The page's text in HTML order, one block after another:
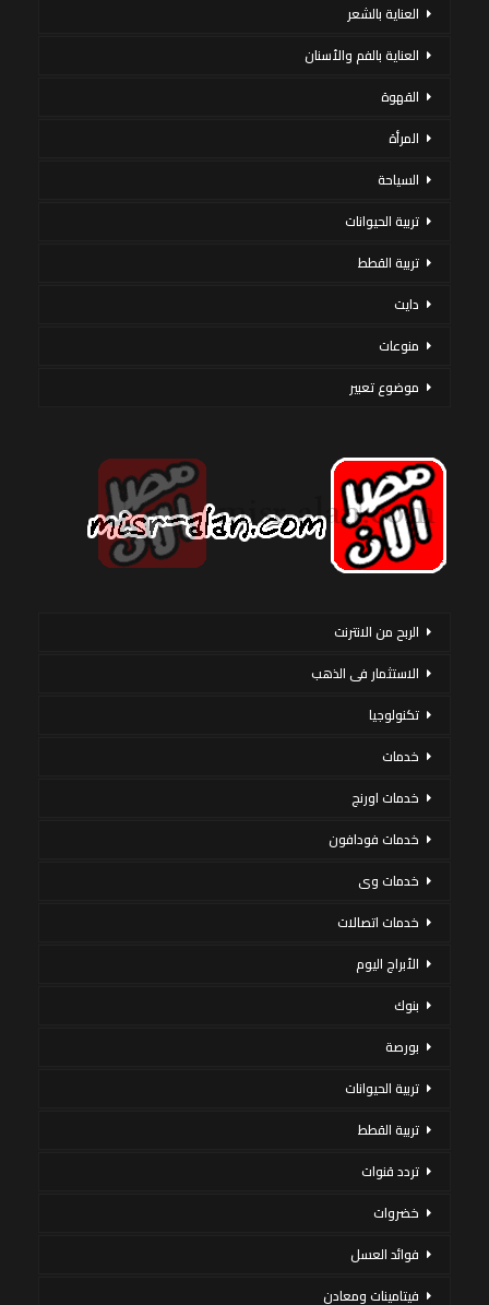
العناية بالشعر
العناية بالفم والأسنان
القهوة
المرأة
السياحة
تربية الحيوانات
تربية القطط
دايت
منوعات
موضوع تعبير
الربح من الانترنت
الاستثمار فى الذهب
تكنولوجيا
خدمات
خدمات اورنج
خدمات فودافون
خدمات وى
خدمات اتصالات
الأبراج اليوم
بنوك
بورصة
تربية الحيوانات
تربية القطط
تردد قنوات
خضروات
فوائد العسل
فيتامينات ومعادن